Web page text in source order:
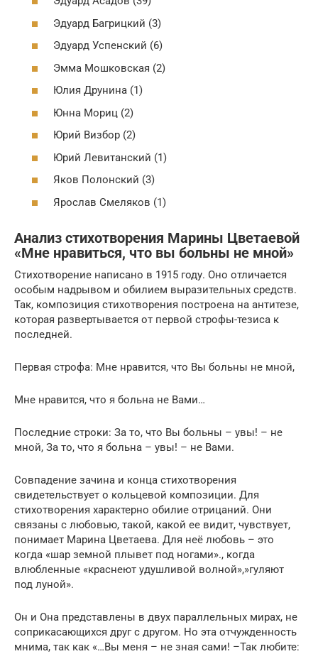
Эдуард Багрицкий (3)
Эдуард Успенский (6)
Эмма Мошковская (2)
Юлия Друнина (1)
Юнна Мориц (2)
Юрий Визбор (2)
Юрий Левитанский (1)
Яков Полонский (3)
Ярослав Смеляков (1)
Анализ стихотворения Марины Цветаевой
«Мне нравиться, что вы больны не мной»
Стихотворение написано в 1915 году. Оно отличается
особым надрывом и обилием выразительных средств.
Так, композиция стихотворения построена на антитезе,
которая развертывается от первой строфы-тезиса к
последней.
Первая строфа: Мне нравится, что Вы больны не мной,
Мне нравится, что я больна не Вами…
Последние строки: За то, что Вы больны – увы! – не
мной, За то, что я больна – увы! – не Вами.
Совпадение зачина и конца стихотворения
свидетельствует о кольцевой композиции. Для
стихотворения характерно обилие отрицаний. Они
связаны с любовью, такой, какой ее видит, чувствует,
понимает Марина Цветаева. Для неё любовь – это
когда «шар земной плывет под ногами»., когда
влюбленные «краснеют удушливой волной»,»гуляют
под луной».
Он и Она представлены в двух параллельных мирах, не
соприкасающихся друг с другом. Но эта отчужденность
мнима, так как «…Вы меня – не зная сами! –Так любите: